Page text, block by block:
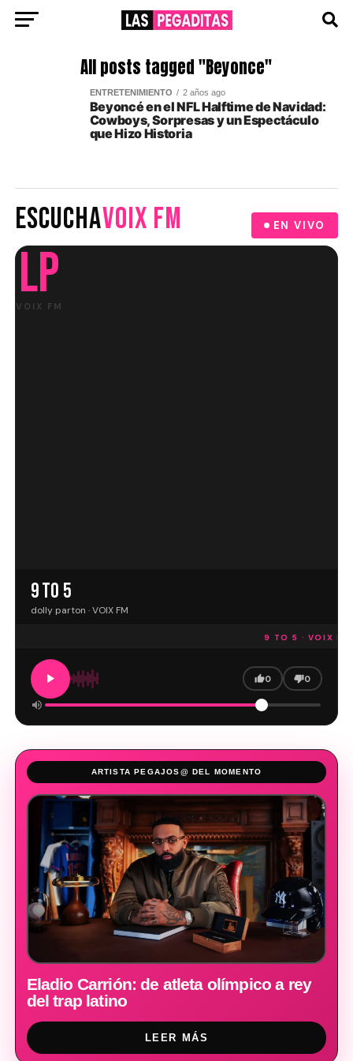
All posts tagged "Beyonce"
ENTRETENIMIENTO 2 años ago
Beyoncé en el NFL Halftime de Navidad:
Cowboys, Sorpresas y un Espectáculo
que Hizo Historia
ESCUCHAVOIX FM EN VIVO
LP
VOIX FM
9 TO 5
dolly parton · VOIX FM
9 TO 5 · VOIX FM
0 0
ARTISTA PEGAJOS@ DEL MOMENTO
Eladio Carrión: de atleta olímpico a rey
del trap latino
LEER MÁS